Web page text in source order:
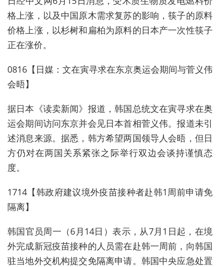
格上涨，以及中国原木需求复苏的影响，筷子的原料
价格上涨，以杉树和扁柏为原料的日本产一次性筷子
正在涨价。
0816【日媒：文在寅寻求在东京奥运会期间与菅义伟
会晤】
据日本《读卖新闻》报道，韩国总统文在寅寻求在奥
运会期间访问东京并会见日本首相菅义伟。报道未引
述消息来源。据悉，韩方希望两国领导人会晤，但日
方仍对在两国关系紧张之际举行双边会谈持谨慎态
度。
1714【韩政府建议境外疫苗接种者赴韩1周前申请免
隔离】
韩国官员周一（6月14日）表示，从7月1日起，在境
外完成新冠疫苗接种的人员需在赴韩一周前，向韩国
驻当地外交机构提交免隔离申请。韩国中央应急处置